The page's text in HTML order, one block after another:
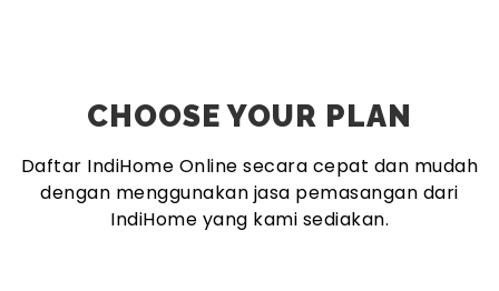
CHOOSE YOUR PLAN
Daftar IndiHome Online secara cepat dan mudah
dengan menggunakan jasa pemasangan dari
IndiHome yang kami sediakan.